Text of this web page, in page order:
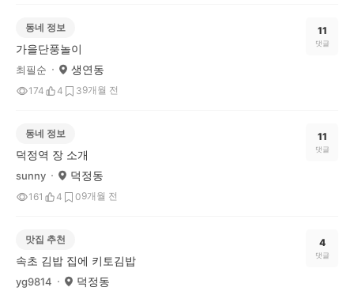
동네 정보
가을단풍놀이
최필순 생연동
174 4 39개월 전
11
댓글
동네 정보
덕정역 장 소개
sunny 덕정동
161 4 09개월 전
11
댓글
맛집 추천
속초 김밥 집에 키토김밥
yg9814 덕정동
4
댓글